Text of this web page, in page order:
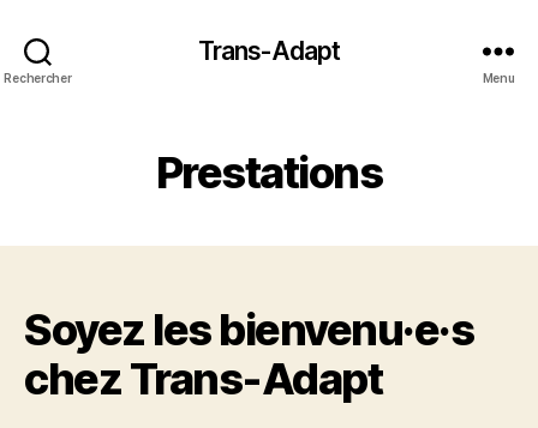
Rechercher
Trans-Adapt
Menu
Prestations
Soyez les bienvenu·e·s
chez Trans‑Adapt